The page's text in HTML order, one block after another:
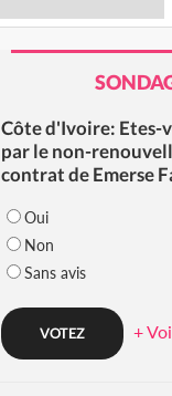
Côte d'Ivoire: Etes-
par le non-
contrat de Emerse
Oui
Non
Sans avis
+